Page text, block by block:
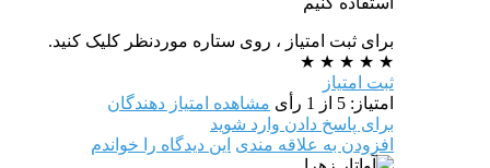
برای ثبت امتیاز ، روی ستاره موردنظر کلیک کنید.
★
★
★
★
★
ثبت امتیاز
امتیاز: 5 از 1 رأی
مشاهده امتیاز دهندگان
برای پاسخ دادن وارد شوید
افزودن به علاقه مندی این دیدگاه را خواندم